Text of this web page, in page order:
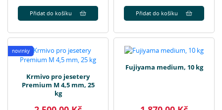
Přidat do košíku Přidat do košíku
novinky
Krmivo pro jesetery
Premium M 4,5 mm, 25
kg
Fujiyama medium, 10 kg